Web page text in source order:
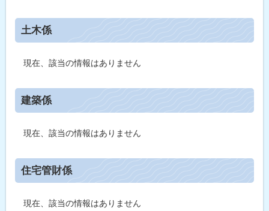
ト
ッ
る
土木係
現在、該当の情報はありません
ト
ッ
る
建築係
現在、該当の情報はありません
ト
ッ
住宅管財係
現在、該当の情報はありません